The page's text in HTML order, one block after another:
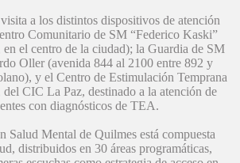
a los distintos dispositivos de atención
Comunitario de SM “Federico Kaski”
el centro de la ciudad); la Guardia de SM
Oller (avenida 844 al 2100 entre 892 y
y el Centro de Estimulación Temprana
CIC La Paz, destinado a la atención de
con diagnósticos de TEA.
Salud Mental de Quilmes está compuesta
distribuidos en 30 áreas programáticas,